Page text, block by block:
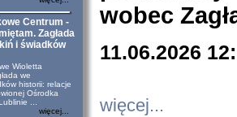
Centrum -
Zagłada
i świadków
Wioletta
we
historii: relacje
Ośrodka
...
więcej...
wobec
11.06.2026
więcej...